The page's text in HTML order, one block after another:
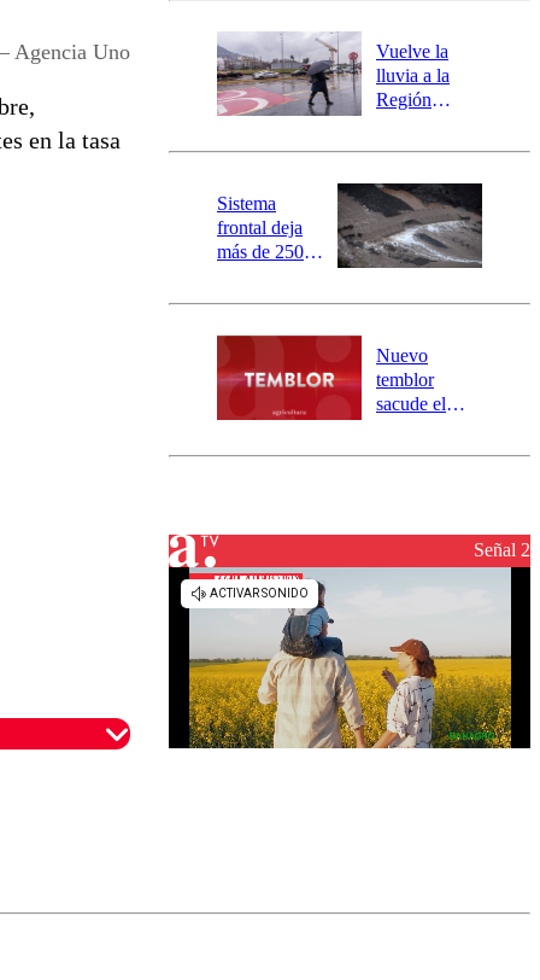
Agencia Uno
en la tasa
río Damas:
activa
mensajería
SAE
Vuelve la
lluvia a la
Región
este es el
la DMC para
este viernes
Sistema
frontal deja
más de 250
y 317
aisladas entre
Valparaíso y
Los Ríos
Nuevo
temblor
sacude el
revisa la
Señal 2